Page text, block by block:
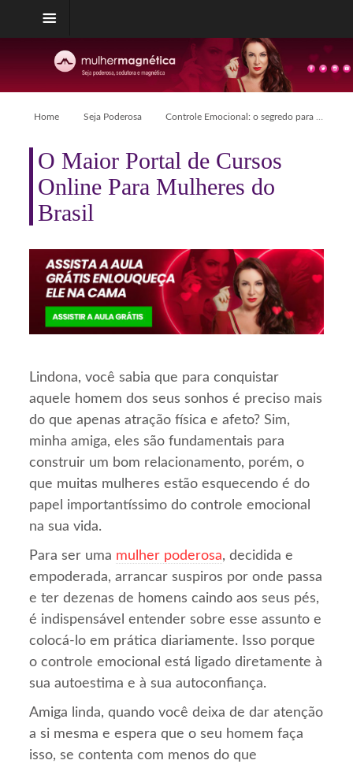
Home Seja Poderosa Controle Emocional: o segredo para conquistar o homem dos seus sonhos!
O Maior Portal de Cursos
Online Para Mulheres do
Brasil
Lindona, você sabia que para conquistar
aquele homem dos seus sonhos é preciso mais
do que apenas atração física e afeto? Sim,
minha amiga, eles são fundamentais para
construir um bom relacionamento, porém, o
que muitas mulheres estão esquecendo é do
papel importantíssimo do controle emocional
na sua vida.
Para ser uma mulher poderosa, decidida e
empoderada, arrancar suspiros por onde passa
e ter dezenas de homens caindo aos seus pés,
é indispensável entender sobre esse assunto e
colocá-lo em prática diariamente. Isso porque
o controle emocional está ligado diretamente à
sua autoestima e à sua autoconfiança.
Amiga linda, quando você deixa de dar atenção
a si mesma e espera que o seu homem faça
isso, se contenta com menos do que